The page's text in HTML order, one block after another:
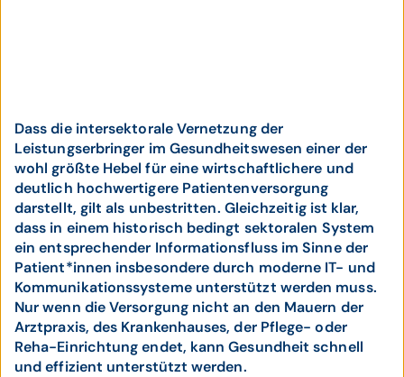
Dass die intersektorale Vernetzung der
Leistungserbringer im Gesundheitswesen einer der
wohl größte Hebel für eine wirtschaftlichere und
deutlich hochwertigere Patientenversorgung
darstellt, gilt als unbestritten. Gleichzeitig ist klar,
dass in einem historisch bedingt sektoralen System
ein entsprechender Informationsfluss im Sinne der
Patient*innen insbesondere durch moderne IT- und
Kommunikationssysteme unterstützt werden muss.
Nur wenn die Versorgung nicht an den Mauern der
Arztpraxis, des Krankenhauses, der Pflege- oder
Reha-Einrichtung endet, kann Gesundheit schnell
und effizient unterstützt werden.